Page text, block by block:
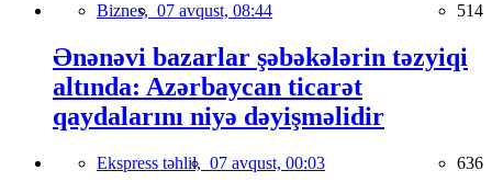
Biznes, 07 avqust, 08:44 514
Ənənəvi bazarlar şəbəkələrin təzyiqi
altında: Azərbaycan ticarət
qaydalarını niyə dəyişməlidir
Ekspress təhlil, 07 avqust, 00:03 636